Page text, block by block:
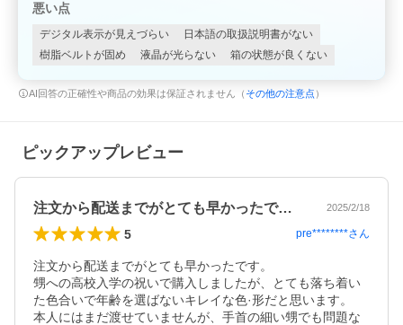
悪い点
デジタル表示が見えづらい
日本語の取扱説明書がない
樹脂ベルトが固め
液晶が光らない 箱の状態が良くない
AI回答の正確性や商品の効果は保証されません（ その他の注意点 ）
ピックアップレビュー
注文から配送までがとても早かったです。… 2025/2/18
5 pre********さん
注文から配送までがとても早かったです。
甥への高校入学の祝いで購入しましたが、とても落ち着い
た色合いで年齢を選ばないキレイな色·形だと思います。
本人にはまだ渡せていませんが、手首の細い甥でも問題な